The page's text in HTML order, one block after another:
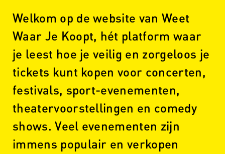
Welkom op de website van Weet
Waar Je Koopt, hét platform waar
je leest hoe je veilig en zorgeloos je
tickets kunt kopen voor concerten,
festivals, sport-evenementen,
theatervoorstellingen en comedy
shows. Veel evenementen zijn
immens populair en verkopen